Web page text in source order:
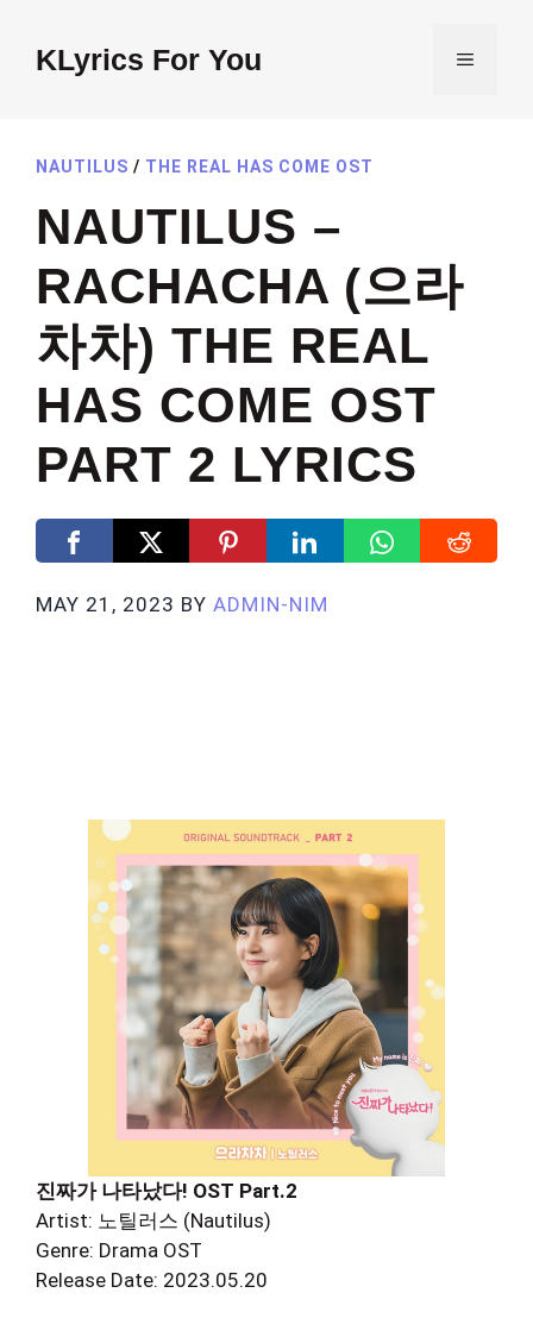
contentKLyrics For You MENU
NAUTILUS / THE REAL HAS COME OST
NAUTILUS –
RACHACHA (으라
차차) THE REAL
HAS COME OST
PART 2 LYRICS
MAY 21, 2023 BY ADMIN-NIM
진짜가 나타났다! OST Part.2
Artist: 노틸러스 (Nautilus)
Genre: Drama OST
Release Date: 2023.05.20